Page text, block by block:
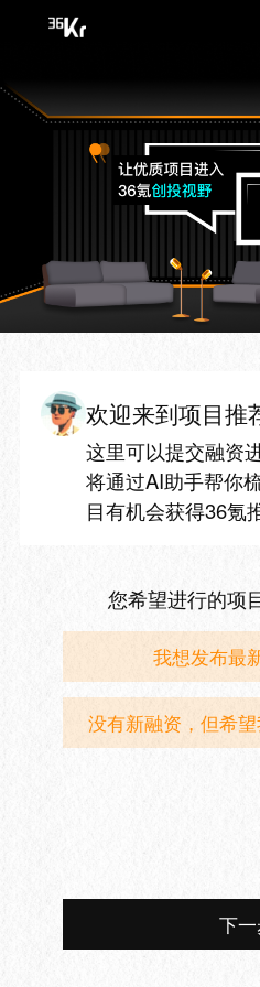
欢迎来到项目推
这里可以提交融资
将通过AI助手帮你
目有机会获得36氪
您希望进行的项
我想发布最
没有新融资，但希
下